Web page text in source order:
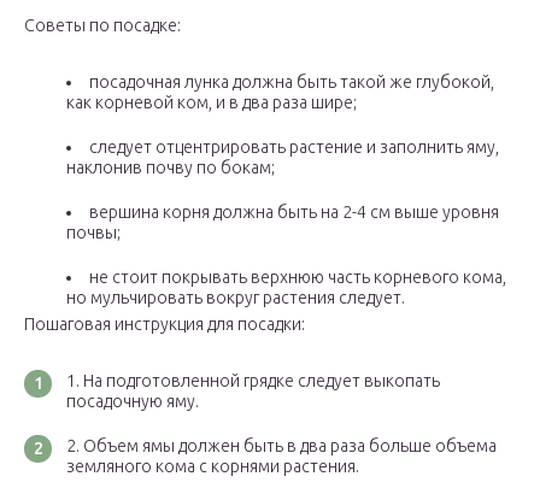
Советы по посадке:
посадочная лунка должна быть такой же глубокой,
как корневой ком, и в два раза шире;
следует отцентрировать растение и заполнить яму,
наклонив почву по бокам;
вершина корня должна быть на 2-4 см выше уровня
почвы;
не стоит покрывать верхнюю часть корневого кома,
но мульчировать вокруг растения следует.
Пошаговая инструкция для посадки:
На подготовленной грядке следует выкопать
посадочную яму.
Объем ямы должен быть в два раза больше объема
земляного кома с корнями растения.